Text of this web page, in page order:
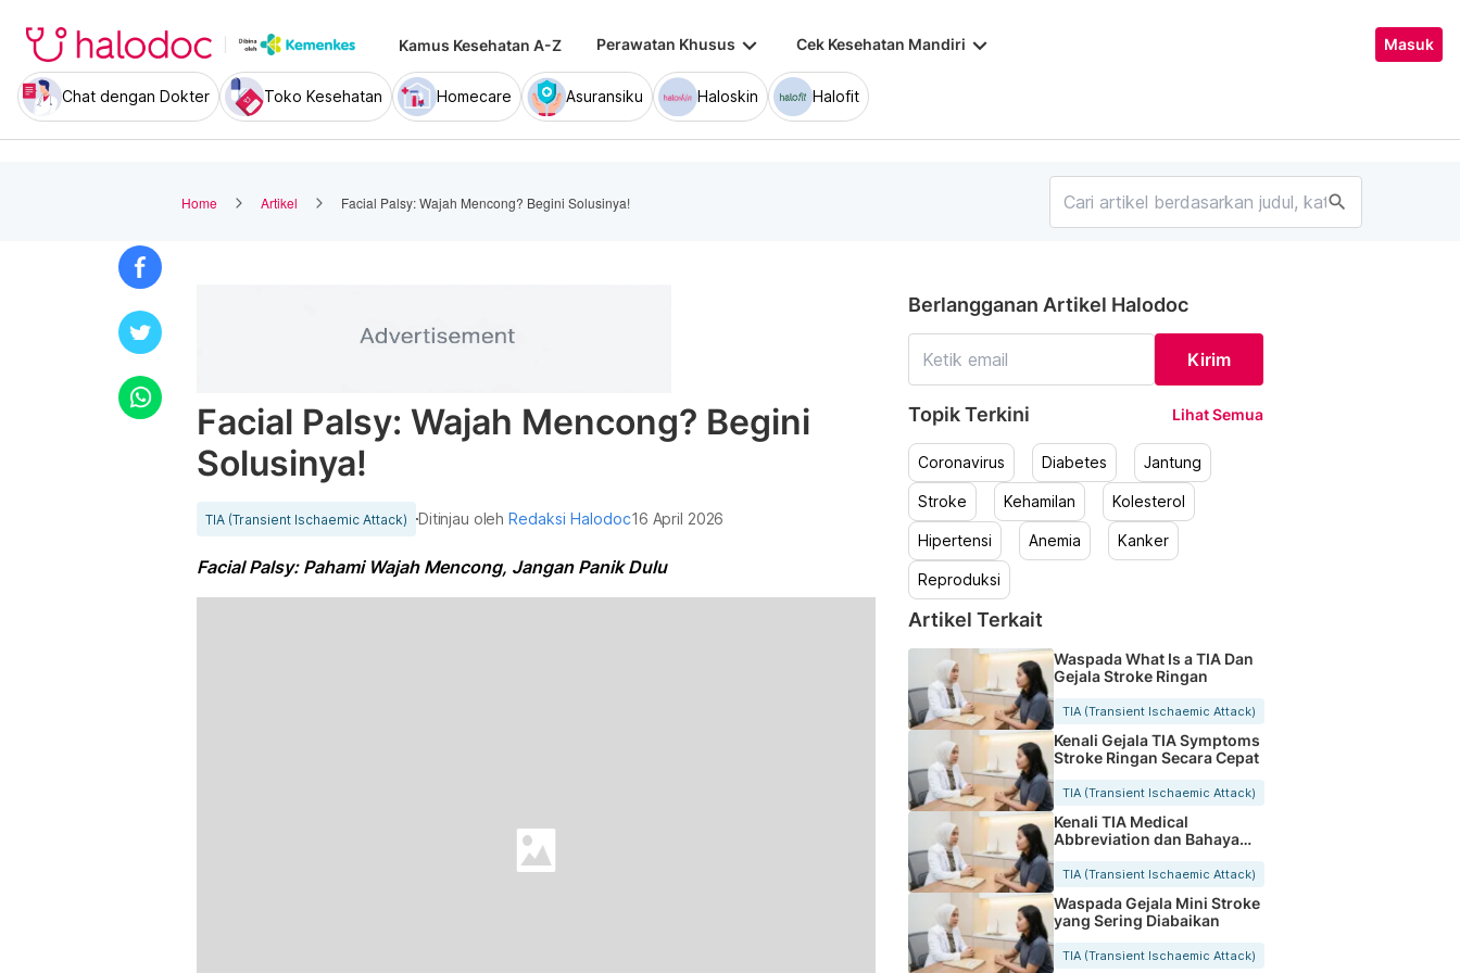
Kamus Kesehatan A-Z Perawatan Khusus keyboard_arrow_down Cek Kesehatan Mandiri keyboard_arrow_down Masuk
Chat dengan Dokter Toko Kesehatan Homecare Asuransiku Haloskin Halofit
Home Artikel Facial Palsy: Wajah Mencong? Begini Solusinya! search
Facial Palsy: Wajah Mencong? Begini
Solusinya!
TIA (Transient Ischaemic Attack) Ditinjau olehRedaksi Halodoc16 April 2026
Facial Palsy: Pahami Wajah Mencong, Jangan Panik Dulu
Berlangganan Artikel Halodoc
Kirim
Topik Terkini Lihat Semua
Coronavirus Diabetes Jantung
Stroke Kehamilan Kolesterol
Hipertensi Anemia Kanker
Reproduksi
Artikel Terkait
Waspada What Is a TIA Dan
Gejala Stroke Ringan
TIA (Transient Ischaemic Attack)
Kenali Gejala TIA Symptoms
Stroke Ringan Secara Cepat
TIA (Transient Ischaemic Attack)
Kenali TIA Medical
Abbreviation dan Bahaya
TIA (Transient Ischaemic Attack)
Waspada Gejala Mini Stroke
yang Sering Diabaikan
TIA (Transient Ischaemic Attack)